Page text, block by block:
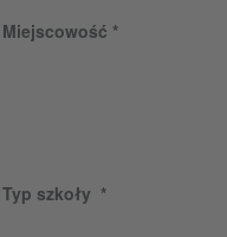
Miejscowość
Typ szkoły